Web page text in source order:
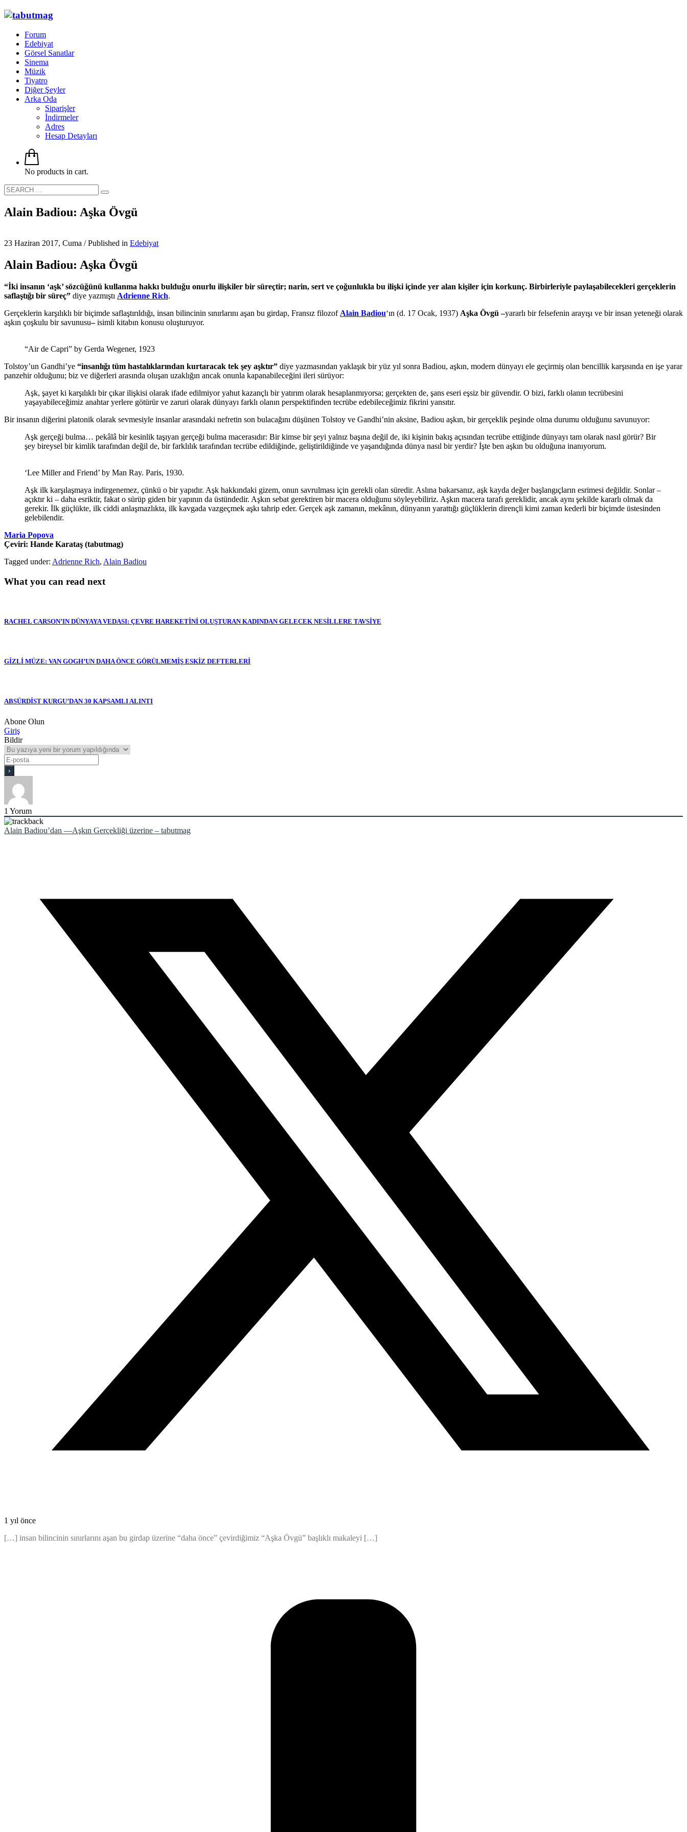
Forum
Edebiyat
Görsel Sanatlar
Sinema
Müzik
Tiyatro
Diğer Şeyler
Arka Oda
Siparişler
İndirmeler
Adres
Hesap Detayları
No products in cart.
Alain Badiou: Aşka Övgü
23 Haziran 2017, Cuma /Published in Edebiyat
Alain Badiou: Aşka Övgü
“İki insanın ‘aşk’ sözcüğünü kullanma hakkı bulduğu onurlu ilişkiler bir süreçtir; narin, sert ve çoğunlukla bu ilişki içinde yer alan kişiler için korkunç. Birbirleriyle paylaşabilecekleri gerçeklerin
saflaştığı bir süreç” diye yazmıştı Adrienne Rich.
Gerçeklerin karşılıklı bir biçimde saflaştırıldığı, insan bilincinin sınırlarını aşan bu girdap, Fransız filozof Alain Badiou‘ın (d. 17 Ocak, 1937) Aşka Övgü –yararlı bir felsefenin arayışı ve bir insan yeteneği olarak
aşkın çoşkulu bir savunusu–isimli kitabın konusu oluşturuyor.
“Air de Capri” by Gerda Wegener, 1923
Tolstoy’un Gandhi’ye “insanlığı tüm hastalıklarından kurtaracak tek şey aşktır” diye yazmasından yaklaşık bir yüz yıl sonra Badiou, aşkın, modern dünyayı ele geçirmiş olan bencillik karşısında en işe yarar
panzehir olduğunu; biz ve diğerleri arasında oluşan uzaklığın ancak onunla kapanabileceğini ileri sürüyor:
Aşk, şayet ki karşılıklı bir çıkar ilişkisi olarak ifade edilmiyor yahut kazançlı bir yatırım olarak hesaplanmıyorsa; gerçekten de, şans eseri eşsiz bir güvendir. O bizi, farklı olanın tecrübesini
yaşayabileceğimiz anahtar yerlere götürür ve zaruri olarak dünyayı farklı olanın perspektifinden tecrübe edebileceğimiz fikrini yansıtır.
Bir insanın diğerini platonik olarak sevmesiyle insanlar arasındaki nefretin son bulacağını düşünen Tolstoy ve Gandhi’nin aksine, Badiou aşkın, bir gerçeklik peşinde olma durumu olduğunu savunuyor:
Aşk gerçeği bulma… pekâlâ bir kesinlik taşıyan gerçeği bulma macerasıdır: Bir kimse bir şeyi yalnız başına değil de, iki kişinin bakış açısından tecrübe ettiğinde dünyayı tam olarak nasıl görür? Bir
şey bireysel bir kimlik tarafından değil de, bir farklılık tarafından tecrübe edildiğinde, geliştirildiğinde ve yaşandığında dünya nasıl bir yerdir? İşte ben aşkın bu olduğuna inanıyorum.
‘Lee Miller and Friend’ by Man Ray. Paris, 1930.
Aşk ilk karşılaşmaya indirgenemez, çünkü o bir yapıdır. Aşk hakkındaki gizem, onun savrulması için gerekli olan süredir. Aslına bakarsanız, aşk kayda değer başlangıçların esrimesi değildir. Sonlar –
açıktır ki – daha esriktir, fakat o sürüp giden bir yapının da üstündedir. Aşkın sebat gerektiren bir macera olduğunu söyleyebiliriz. Aşkın macera tarafı gereklidir, ancak aynı şekilde kararlı olmak da
gerekir. İlk güçlükte, ilk ciddi anlaşmazlıkta, ilk kavgada vazgeçmek aşkı tahrip eder. Gerçek aşk zamanın, mekânın, dünyanın yarattığı güçlüklerin dirençli kimi zaman kederli bir biçimde üstesinden
gelebilendir.
Maria Popova
Çeviri: Hande Karataş (tabutmag)
Tagged under: Adrienne Rich, Alain Badiou
What you can read next
RACHEL CARSON’IN DÜNYAYA VEDASI: ÇEVRE HAREKETİNİ OLUŞTURAN KADINDAN GELECEK NESİLLERE TAVSİYE
GİZLİ MÜZE: VAN GOGH’UN DAHA ÖNCE GÖRÜLMEMİŞ ESKİZ DEFTERLERİ
ABSÜRDİST KURGU’DAN 30 KAPSAMLI ALINTI
Abone Olun
Giriş
Bildir
1 Yorum
Alain Badiou’dan —Aşkın Gerçekliği üzerine – tabutmag
1 yıl önce
[…] insan bilincinin sınırlarını aşan bu girdap üzerine “daha önce” çevirdiğimiz “Aşka Övgü” başlıklı makaleyi […]